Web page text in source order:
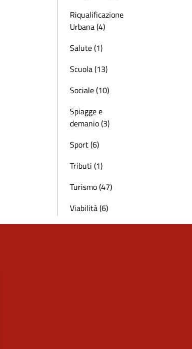
Riqualificazione
Urbana (4)
Salute (1)
Scuola (13)
Sociale (10)
Spiagge e
demanio (3)
Sport (6)
Tributi (1)
Turismo (47)
Viabilità (6)